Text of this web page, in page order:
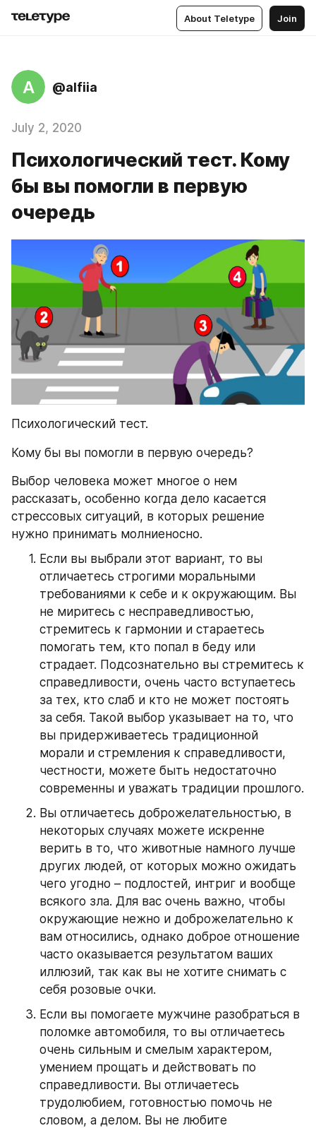
About Teletype Join
A @alfiia
July 2, 2020
Психологический тест. Кому
бы вы помогли в первую
очередь
Психологический тест.
Кому бы вы помогли в первую очередь?
Выбор человека может многое о нем
рассказать, особенно когда дело касается
стрессовых ситуаций, в которых решение
нужно принимать молниеносно.
Если вы выбрали этот вариант, то вы
отличаетесь строгими моральными
требованиями к себе и к окружающим. Вы
не миритесь с несправедливостью,
стремитесь к гармонии и стараетесь
помогать тем, кто попал в беду или
страдает. Подсознательно вы стремитесь к
справедливости, очень часто вступаетесь
за тех, кто слаб и кто не может постоять
за себя. Такой выбор указывает на то, что
вы придерживаетесь традиционной
морали и стремления к справедливости,
честности, можете быть недостаточно
современны и уважать традиции прошлого.
Вы отличаетесь доброжелательностью, в
некоторых случаях можете искренне
верить в то, что животные намного лучше
других людей, от которых можно ожидать
чего угодно – подлостей, интриг и вообще
всякого зла. Для вас очень важно, чтобы
окружающие нежно и доброжелательно к
вам относились, однако доброе отношение
часто оказывается результатом ваших
иллюзий, так как вы не хотите снимать с
себя розовые очки.
Если вы помогаете мужчине разобраться в
поломке автомобиля, то вы отличаетесь
очень сильным и смелым характером,
умением прощать и действовать по
справедливости. Вы отличаетесь
трудолюбием, готовностью помочь не
словом, а делом. Вы не любите